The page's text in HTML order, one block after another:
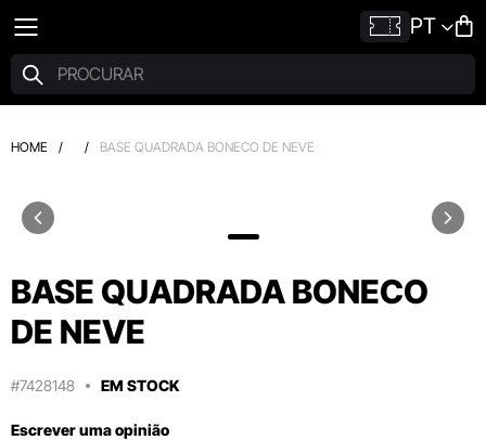
PT
HOME / / BASE QUADRADA BONECO DE NEVE
BASE QUADRADA BONECO
DE NEVE
#7428148 EM STOCK
Escrever uma opinião